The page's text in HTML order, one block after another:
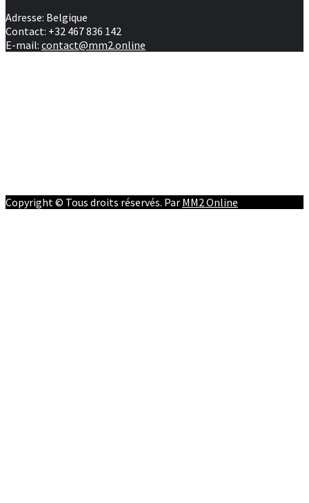
Adresse: Belgique
Contact: +32 467 836 142
E-mail: contact@mm2.online
Copyright © Tous droits réservés. Par MM2 Online